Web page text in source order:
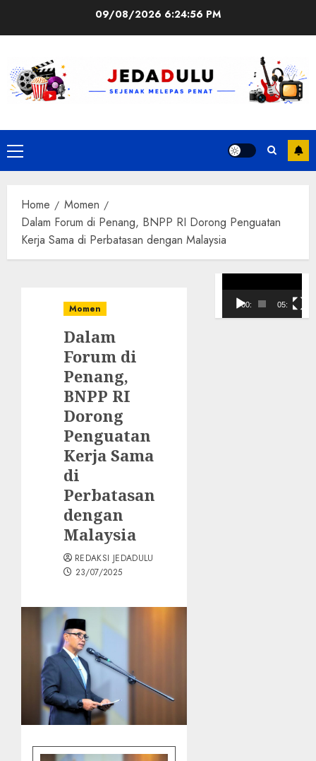
09/08/2026 6:24:57 PM
Primary
Menu
Home
Momen
Dalam Forum di Penang, BNPP RI Dorong Penguatan
Kerja Sama di Perbatasan dengan Malaysia
Momen
Dalam
Forum di
Penang,
BNPP RI
Dorong
Penguatan
Kerja Sama
di
Perbatasan
dengan
Malaysia
REDAKSI JEDADULU
23/07/2025
Video
00:00 05:10